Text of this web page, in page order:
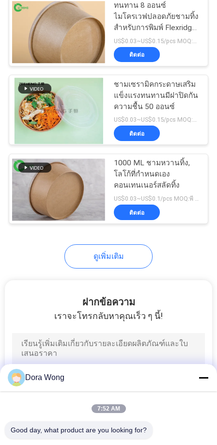
ส่วน
ทนทาน 8 ออนซ์
ไมโครเวฟปลอดภัยชามทิ้ง
สำหรับการพิมพ์ Flexridge
โจ๊ก
ติดต่อ
ชามเซรามิคกระดาษเสริม
แข็งแรงทนทานมีฝาปิดกัน
ความชื้น 50 ออนซ์
US$0.03~US$0.15/pcs MOQ:พี 3000
ติดต่อ
1000 ML ชามหวานทิ้ง,
โลโก้ที่กำหนดเอง
คอนเทนเนอร์สลัดทิ้ง
US$0.03~US$0.1/pcs MOQ:พี 3000
ติดต่อ
ดูเพิ่มเติม
ฝากข้อความ
เราจะโทรกลับหาคุณเร็ว ๆ นี้!
Dora Wong
7:52 AM
Good day, what product are you looking for?